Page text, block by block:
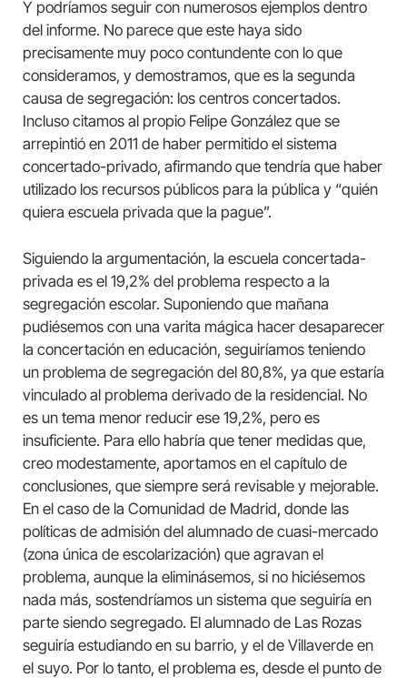
Y podríamos seguir con numerosos ejemplos dentro
del informe. No parece que este haya sido
precisamente muy poco contundente con lo que
consideramos, y demostramos, que es la segunda
causa de segregación: los centros concertados.
Incluso citamos al propio Felipe González que se
arrepintió en 2011 de haber permitido el sistema
concertado-privado, afirmando que tendría que haber
utilizado los recursos públicos para la pública y “quién
quiera escuela privada que la pague”.
Siguiendo la argumentación, la escuela concertada-
privada es el 19,2% del problema respecto a la
segregación escolar. Suponiendo que mañana
pudiésemos con una varita mágica hacer desaparecer
la concertación en educación, seguiríamos teniendo
un problema de segregación del 80,8%, ya que estaría
vinculado al problema derivado de la residencial. No
es un tema menor reducir ese 19,2%, pero es
insuficiente. Para ello habría que tener medidas que,
creo modestamente, aportamos en el capítulo de
conclusiones, que siempre será revisable y mejorable.
En el caso de la Comunidad de Madrid, donde las
políticas de admisión del alumnado de cuasi-mercado
(zona única de escolarización) que agravan el
problema, aunque la eliminásemos, si no hiciésemos
nada más, sostendríamos un sistema que seguiría en
parte siendo segregado. El alumnado de Las Rozas
seguiría estudiando en su barrio, y el de Villaverde en
el suyo. Por lo tanto, el problema es, desde el punto de